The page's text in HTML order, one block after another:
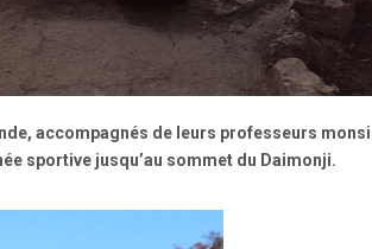
accompagnés de leurs professeurs
sportive jusqu’au sommet du Daimonji.